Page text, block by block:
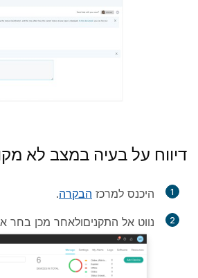
דיווח על בעיה במצב לא
1 היכנס למרכז הבקרה.
2 נווט אל התקניםולאחר מכן בחר